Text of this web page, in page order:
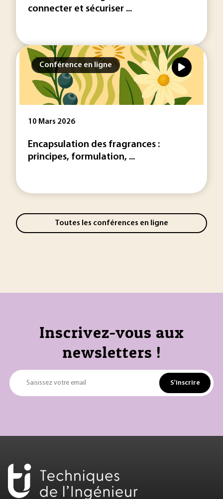
connecter et sécuriser ...
Conférence en ligne
10 Mars 2026
Encapsulation des fragrances :
principes, formulation, ...
Toutes les conférences en ligne
Inscrivez-vous aux
newsletters !
Saisissez votre email S'inscrire